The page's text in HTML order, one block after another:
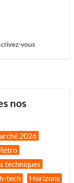
vous
nos
2026
techniques
tech
Horizons